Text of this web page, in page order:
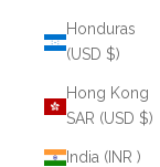
Honduras
(USD $)
Hong Kong
SAR (USD $)
India (INR ₹)